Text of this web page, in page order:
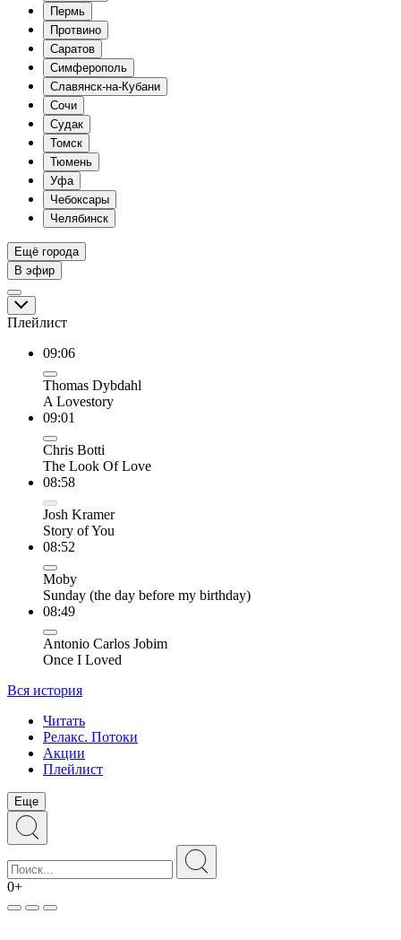
Пермь
Протвино
Саратов
Симферополь
Славянск-на-Кубани
Сочи
Судак
Томск
Тюмень
Уфа
Чебоксары
Челябинск
Ещё города
В эфир
Плейлист
09:06
Thomas Dybdahl
A Lovestory
09:01
Chris Botti
The Look Of Love
08:58
Josh Kramer
Story of You
08:52
Moby
Sunday (the day before my birthday)
08:49
Antonio Carlos Jobim
Once I Loved
Вся история
Читать
Релакс. Потоки
Акции
Плейлист
Еще
0+